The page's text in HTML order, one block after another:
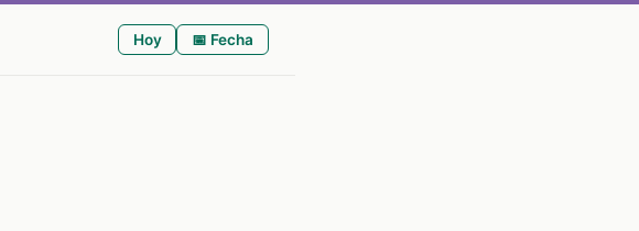
Hoy 📅 Fecha